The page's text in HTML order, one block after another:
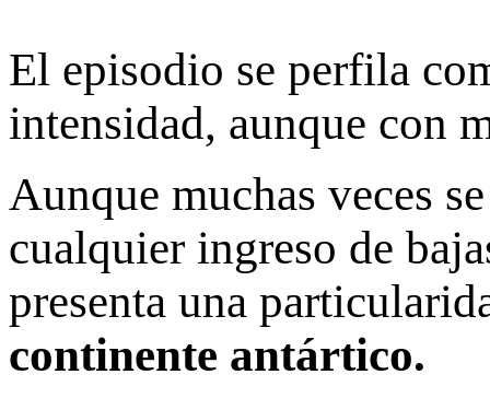
El episodio se perfila
intensidad, aunque con
Aunque muchas veces
cualquier ingreso de
presenta una
continente antártico.